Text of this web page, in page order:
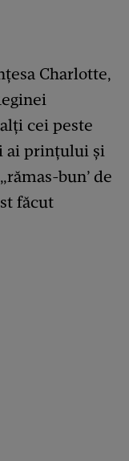
Charlotte,
cei peste
ai prințului și
bun’ de
făcut